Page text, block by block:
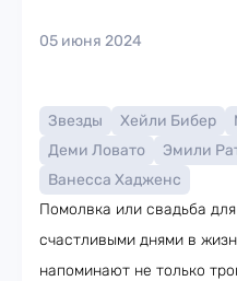
05 июня 2024
Звезды Хейли Бибер
Деми Ловато
Эмили
Ванесса Хадженс
Помолвка или свадьба
счастливыми днями в
напоминают не только